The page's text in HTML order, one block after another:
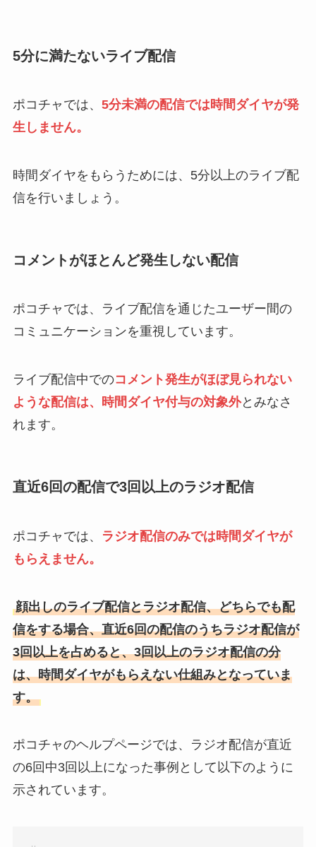
5分に満たないライブ配信
ポコチャでは、 5分未満の配信では時間ダイヤが発
生しません。
時間ダイヤをもらうためには、5分以上のライブ配
信を行いましょう。
コメントがほとんど発生しない配信
ポコチャでは、ライブ配信を通じたユーザー間の
コミュニケーションを重視しています。
ライブ配信中でのコメント発生がほぼ見られない
ような配信は、時間ダイヤ付与の対象外とみなさ
れます。
直近6回の配信で3回以上のラジオ配信
ポコチャでは、
ラジオ配信のみでは時間ダイヤが
もらえません。
顔出しのライブ配信とラジオ配信、どちらでも配
信をする場合、直近6回の配信のうちラジオ配信が
3回以上を占めると、3回以上のラジオ配信の分
は、時間ダイヤがもらえない仕組みとなっていま
す。
ポコチャのヘルプページでは、ラジオ配信が直近
の6回中3回以上になった事例として以下のように
示されています。